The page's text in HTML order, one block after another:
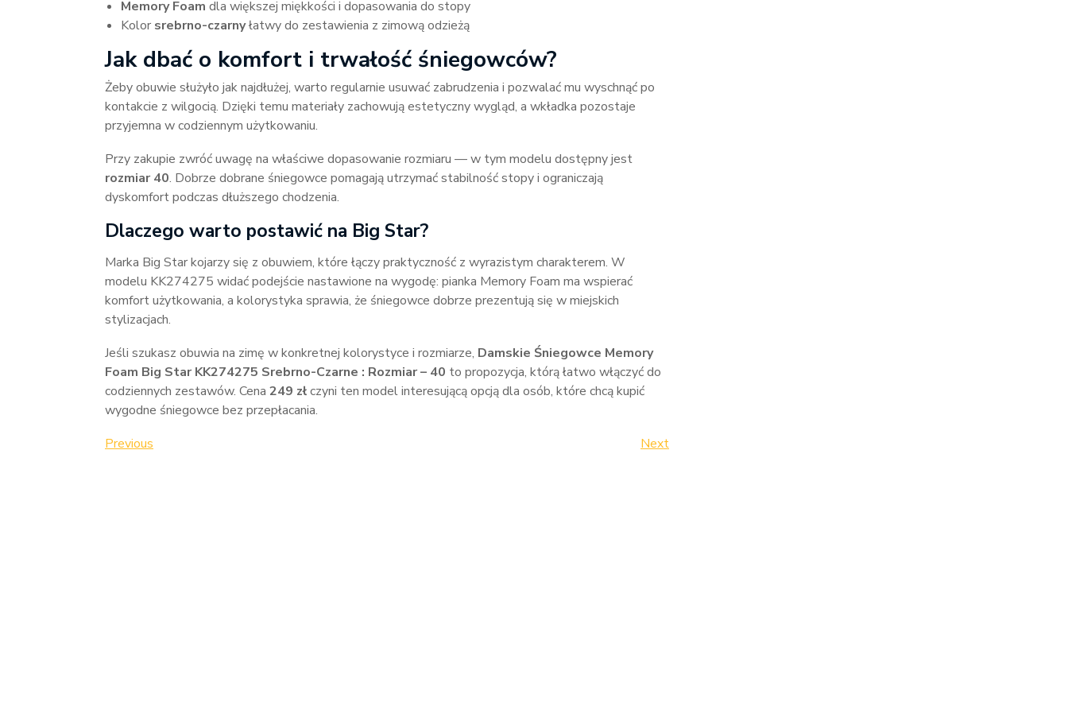
Memory Foam dla większej miękkości i dopasowania do stopy
Kolor srebrno-czarnyłatwy do zestawienia z zimową odzieżą
Jak dbać o komfort i trwałość śniegowców?
Żeby obuwie służyło jak najdłużej, warto regularnie usuwać zabrudzenia i pozwalać mu wyschnąć po
kontakcie z wilgocią. Dzięki temu materiały zachowują estetyczny wygląd, a wkładka pozostaje
przyjemna w codziennym użytkowaniu.
Przy zakupie zwróć uwagę na właściwe dopasowanie rozmiaru — w tym modelu dostępny jest
rozmiar 40. Dobrze dobrane śniegowce pomagają utrzymać stabilność stopy i ograniczają
dyskomfort podczas dłuższego chodzenia.
Dlaczego warto postawić na Big Star?
Marka Big Star kojarzy się z obuwiem, które łączy praktyczność z wyrazistym charakterem. W
modelu KK274275 widać podejście nastawione na wygodę: pianka Memory Foam ma wspierać
komfort użytkowania, a kolorystyka sprawia, że śniegowce dobrze prezentują się w miejskich
stylizacjach.
Jeśli szukasz obuwia na zimę w konkretnej kolorystyce i rozmiarze, Damskie Śniegowce Memory
Foam Big Star KK274275 Srebrno-Czarne : Rozmiar – 40 to propozycja, którą łatwo włączyć do
codziennych zestawów. Cena 249 złczyni ten model interesującą opcją dla osób, które chcą kupić
wygodne śniegowce bez przepłacania.
Nawigacja
Previous
Previous
Next
Next